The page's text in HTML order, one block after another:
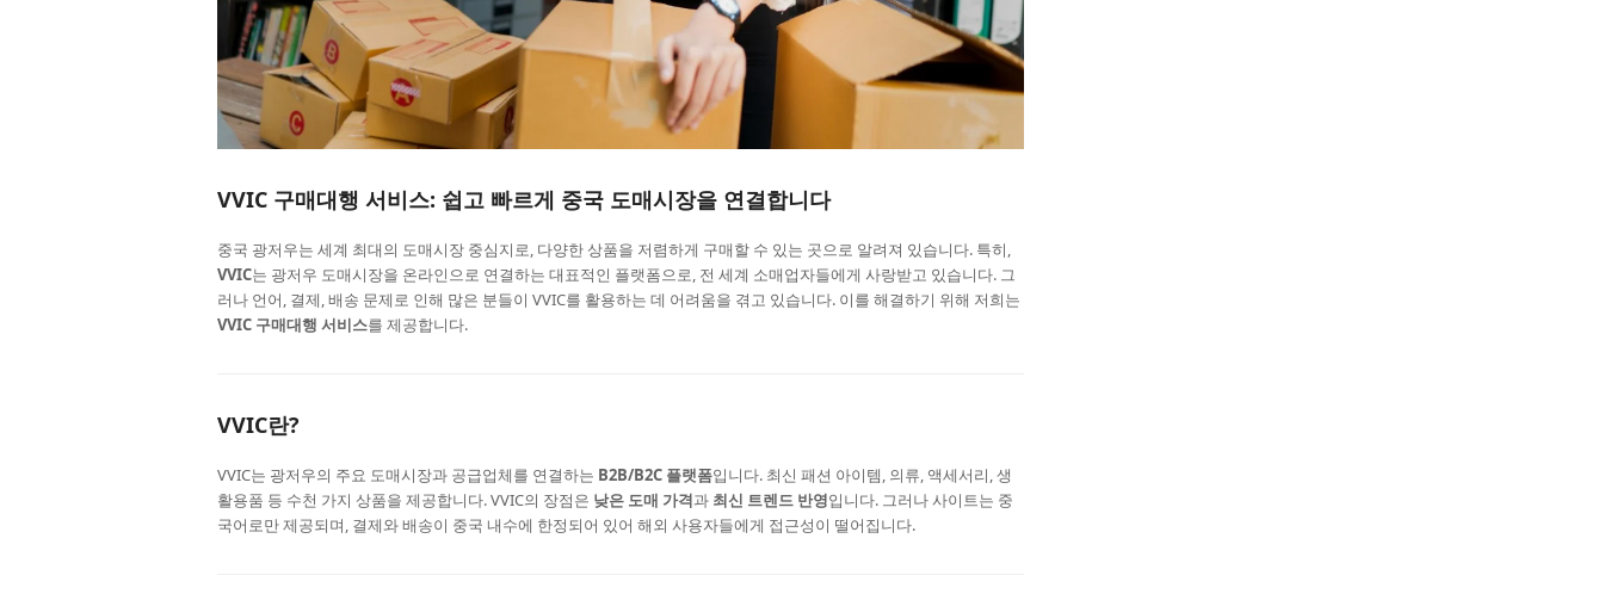
VVIC 구매대행 서비스: 쉽고 빠르게 중국 도매시장을 연결합니다
중국 광저우는 세계 최대의 도매시장 중심지로, 다양한 상품을 저렴하게 구매할 수 있는 곳으로 알려져 있습니다. 특히,
VVIC는 광저우 도매시장을 온라인으로 연결하는 대표적인 플랫폼으로, 전 세계 소매업자들에게 사랑받고 있습니다. 그
러나 언어, 결제, 배송 문제로 인해 많은 분들이 VVIC를 활용하는 데 어려움을 겪고 있습니다. 이를 해결하기 위해 저희는
VVIC 구매대행 서비스를 제공합니다.
VVIC란?
VVIC는 광저우의 주요 도매시장과 공급업체를 연결하는 B2B/B2C 플랫폼입니다. 최신 패션 아이템, 의류, 액세서리, 생
활용품 등 수천 가지 상품을 제공합니다. VVIC의 장점은 낮은 도매 가격과 최신 트렌드 반영입니다. 그러나 사이트는 중
국어로만 제공되며, 결제와 배송이 중국 내수에 한정되어 있어 해외 사용자들에게 접근성이 떨어집니다.